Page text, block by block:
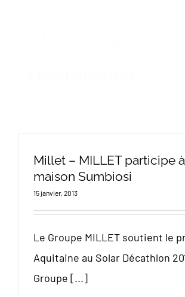
Millet – MILLET participe
maison Sumbiosi
15 janvier, 2013
Le Groupe MILLET soutient le
Aquitaine au Solar Décathlon
Groupe [...]